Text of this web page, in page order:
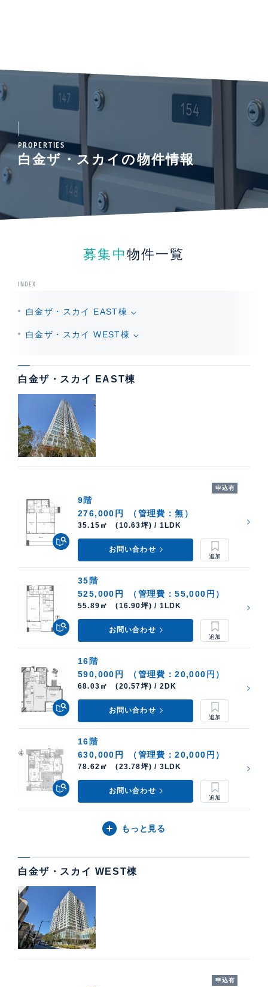
PROPERTIES
白金ザ・スカイの物件情報
募集中 物件一覧
INDEX
白金ザ・スカイ EAST棟
白金ザ・スカイ WEST棟
白金ザ・スカイ EAST棟
申込有
9階
276,000円
（管理費：無）
35.15㎡ (10.63坪) / 1LDK
お問い合わせ
35階
525,000円
（管理費：55,000円）
55.89㎡ (16.90坪) / 1LDK
お問い合わせ
16階
590,000円
（管理費：20,000円）
68.03㎡ (20.57坪) / 2DK
お問い合わせ
16階
630,000円
（管理費：20,000円）
78.62㎡ (23.78坪) / 3LDK
お問い合わせ
もっと見る
白金ザ・スカイ WEST棟
申込有